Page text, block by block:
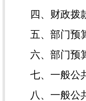
四、财政拨款
五、部门预
六、部门预
七、一般公共
八、一般公共